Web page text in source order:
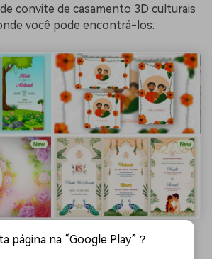
convite de casamento 3D culturais
você pode encontrá-los:
indianos - After Effects
página na “Google Play”？